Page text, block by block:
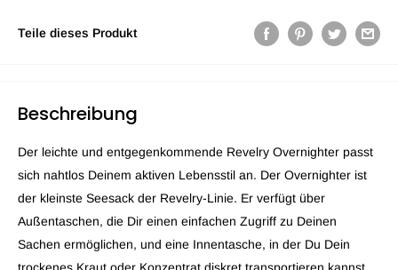
Teile dieses Produkt
Beschreibung
Der leichte und entgegenkommende Revelry Overnighter passt
sich nahtlos Deinem aktiven Lebensstil an. Der Overnighter ist
der kleinste Seesack der Revelry-Linie. Er verfügt über
Außentaschen, die Dir einen einfachen Zugriff zu Deinen
Sachen ermöglichen, und eine Innentasche, in der Du Dein
trockenes Kraut oder Konzentrat diskret transportieren kannst.